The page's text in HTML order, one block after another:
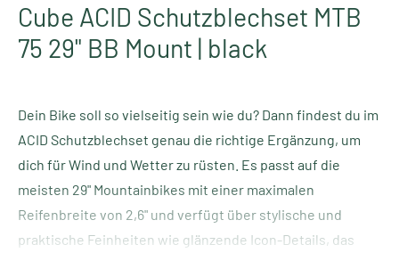
Cube ACID Schutzblechset MTB
75 29" BB Mount | black
Dein Bike soll so vielseitig sein wie du? Dann findest du im
ACID Schutzblechset genau die richtige Ergänzung, um
dich für Wind und Wetter zu rüsten. Es passt auf die
meisten 29" Mountainbikes mit einer maximalen
Reifenbreite von 2,6" und verfügt über stylische und
praktische Feinheiten wie glänzende Icon-Details, das